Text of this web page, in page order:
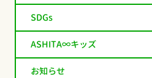
SDGs
ASHITA∞キッズ
お知らせ